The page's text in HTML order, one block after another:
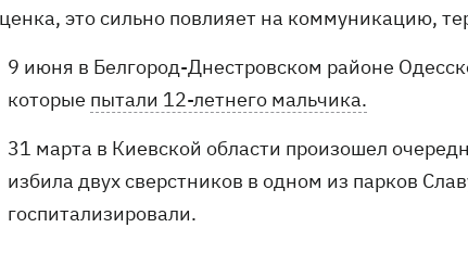
это сильно повлияет на коммуникацию,
9 июня в Белгород-Днестровском районе
которые пытали 12-летнего мальчика.
31 марта в Киевской области произошел
избила двух сверстников в одном из парков
госпитализировали.